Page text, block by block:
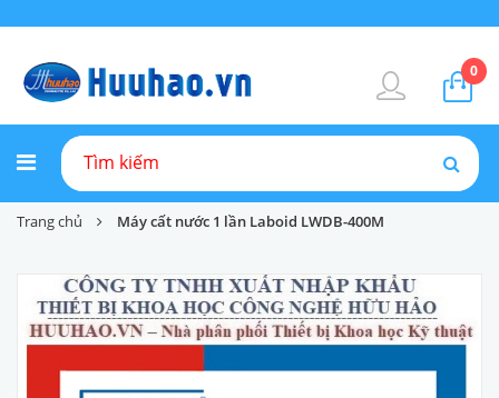
0
Trang chủ Máy cất nước 1 lần Laboid LWDB-400M